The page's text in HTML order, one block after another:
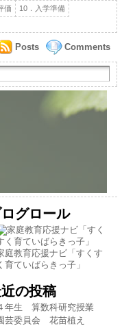
価
10．入学準備
Comments
Posts
グロール
庭教育応援ナビ「すくす
育ていばらきっ子」
の投稿
年生 算数科研究授業
芸委員会 花苗植え